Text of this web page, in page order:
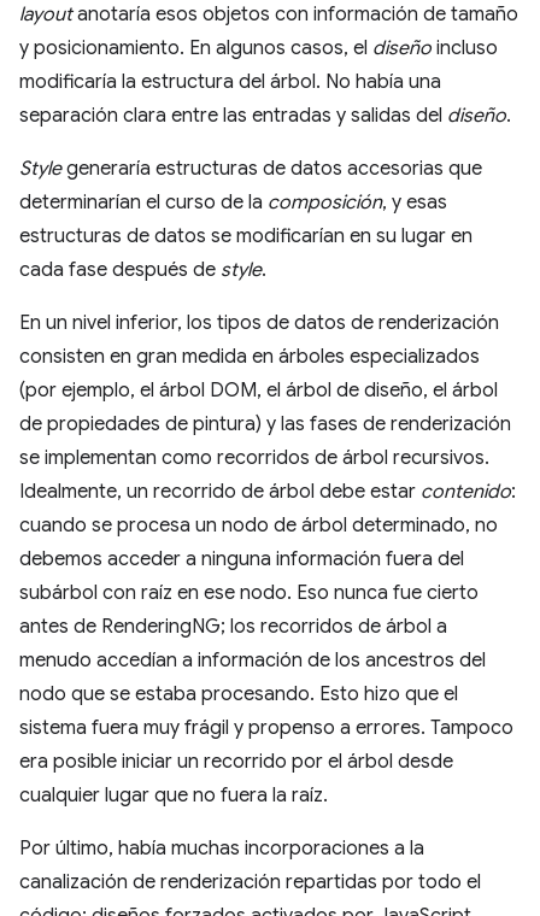
layoutanotaría esos objetos con información de tamaño
y posicionamiento. En algunos casos, el diseño incluso
modificaría la estructura del árbol. No había una
separación clara entre las entradas y salidas del diseño.
Stylegeneraría estructuras de datos accesorias que
determinarían el curso de la composición, y esas
estructuras de datos se modificarían en su lugar en
cada fase después de style.
En un nivel inferior, los tipos de datos de renderización
consisten en gran medida en árboles especializados
(por ejemplo, el árbol DOM, el árbol de diseño, el árbol
de propiedades de pintura) y las fases de renderización
se implementan como recorridos de árbol recursivos.
Idealmente, un recorrido de árbol debe estar contenido:
cuando se procesa un nodo de árbol determinado, no
debemos acceder a ninguna información fuera del
subárbol con raíz en ese nodo. Eso nunca fue cierto
antes de RenderingNG; los recorridos de árbol a
menudo accedían a información de los ancestros del
nodo que se estaba procesando. Esto hizo que el
sistema fuera muy frágil y propenso a errores. Tampoco
era posible iniciar un recorrido por el árbol desde
cualquier lugar que no fuera la raíz.
Por último, había muchas incorporaciones a la
canalización de renderización repartidas por todo el